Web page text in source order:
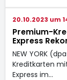
20.10.2023 um
Premium-
Express
NEW YORK
Kreditkarten
Express im…